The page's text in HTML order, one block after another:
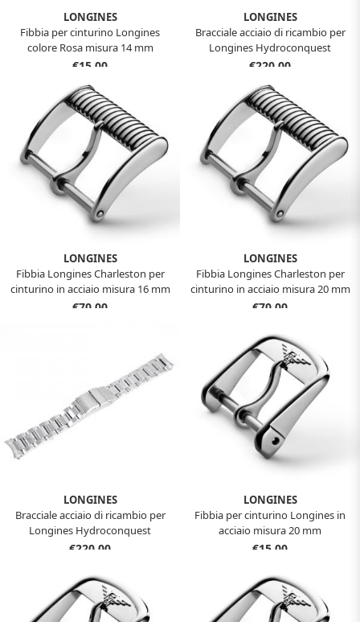
LONGINES
Fibbia per cinturino Longines
colore Rosa misura 14 mm
€15,00
LONGINES
Bracciale acciaio di ricambio per
Longines Hydroconquest
originale 19 mm
€220,00
LONGINES
Fibbia Longines Charleston per
cinturino in acciaio misura 16 mm
€70,00
LONGINES
Fibbia Longines Charleston per
cinturino in acciaio misura 20 mm
€70,00
LONGINES
Bracciale acciaio di ricambio per
Longines Hydroconquest
originale 21 mm
€220,00
LONGINES
Fibbia per cinturino Longines in
acciaio misura 20 mm
€15,00